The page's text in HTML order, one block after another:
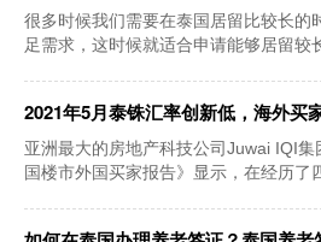
很多时候我们需要在泰国居留比较长的
足需求，这时候就适合申请能够居留较
2021年5月泰铢汇率创新低，海外买
亚洲最大的房地产科技公司Juwai IQI
国楼市外国买家报告》显示，在经历了